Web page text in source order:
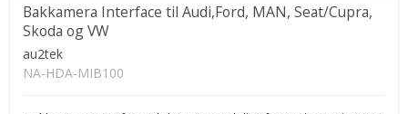
Bakkamera Interface til Audi,Ford, MAN, Seat/Cupra,
Skoda og VW
au2tek
NA-HDA-MIB100